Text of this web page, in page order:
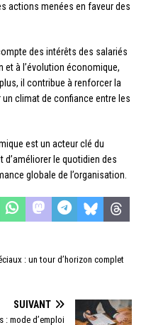
actions menées en faveur des
des intérêts des salariés
à l’évolution économique,
il contribue à renforcer la
climat de confiance entre les
est un acteur clé du
le quotidien des
globale de l’organisation.
: un tour d’horizon complet
SUIVANT
: mode d’emploi